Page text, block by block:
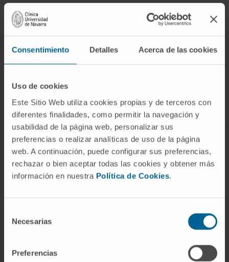
Consentimiento Detalles Acerca de las cookies
Uso de cookies
Este Sitio Web utiliza cookies propias y de terceros con
diferentes finalidades, como permitir la navegación y
usabilidad de la página web, personalizar sus
preferencias o realizar analíticas de uso de la página
web. A continuación, puede configurar sus preferencias,
rechazar o bien aceptar todas las cookies y obtener más
información en nuestra Política de Cookies.
Necesarias
Preferencias
Síguenos
ENFERMEDADES Y TRATAMIENTOS
Enfermedades
Tratamientos